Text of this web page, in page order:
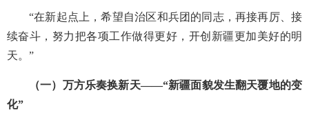
“在新起点上，希望自治区和兵团的同志，再接再厉、接
续奋斗，努力把各项工作做得更好，开创新疆更加美好的明
天。”
（一）万方乐奏换新天——“新疆面貌发生翻天覆地的变
化”